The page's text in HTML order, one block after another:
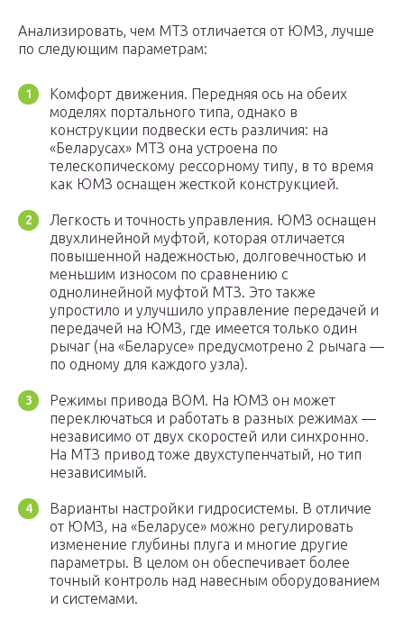
Анализировать, чем МТЗ отличается от ЮМЗ, лучше
по следующим параметрам:
Комфорт движения. Передняя ось на обеих
моделях портального типа, однако в
конструкции подвески есть различия: на
«Беларусах» МТЗ она устроена по
телескопическому рессорному типу, в то время
как ЮМЗ оснащен жесткой конструкцией.
Легкость и точность управления. ЮМЗ оснащен
двухлинейной муфтой, которая отличается
повышенной надежностью, долговечностью и
меньшим износом по сравнению с
однолинейной муфтой МТЗ. Это также
упростило и улучшило управление передачей и
передачей на ЮМЗ, где имеется только один
рычаг (на «Беларусе» предусмотрено 2 рычага —
по одному для каждого узла).
Режимы привода ВОМ. На ЮМЗ он может
переключаться и работать в разных режимах —
независимо от двух скоростей или синхронно.
На МТЗ привод тоже двухступенчатый, но тип
независимый.
Варианты настройки гидросистемы. В отличие
от ЮМЗ, на «Беларусе» можно регулировать
изменение глубины плуга и многие другие
параметры. В целом он обеспечивает более
точный контроль над навесным оборудованием
и системами.